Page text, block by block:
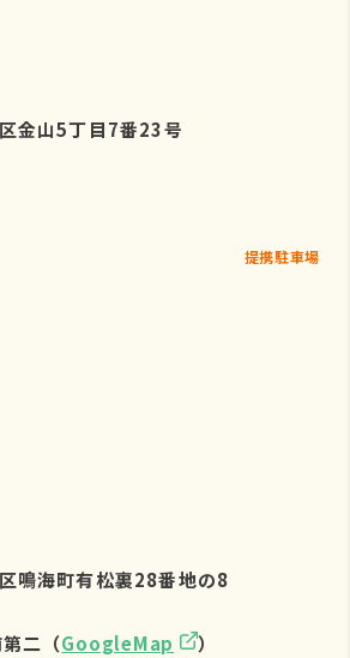
金山5丁目7番23号
提携駐車場
鳴海町有松裏28番地の8
二（GoogleMap
）